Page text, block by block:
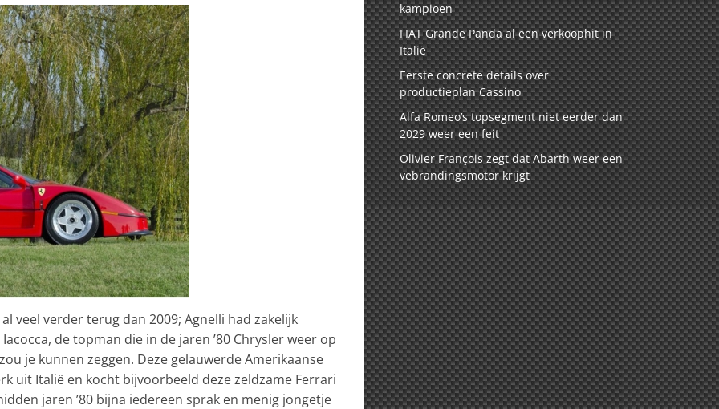
al veel verder terug dan 2009; Agnelli had zakelijk
de topman die in de jaren ’80 Chrysler weer op
je kunnen zeggen. Deze gelauwerde Amerikaanse
uit Italië en kocht bijvoorbeeld deze zeldzame Ferrari
jaren ’80 bijna iedereen sprak en menig jongetje
kampioen
FIAT Grande Panda al een verkoophit in
Italië
Eerste concrete details over
productieplan Cassino
Alfa Romeo’s topsegment niet eerder dan
2029 weer een feit
Olivier François zegt dat Abarth weer een
vebrandingsmotor krijgt